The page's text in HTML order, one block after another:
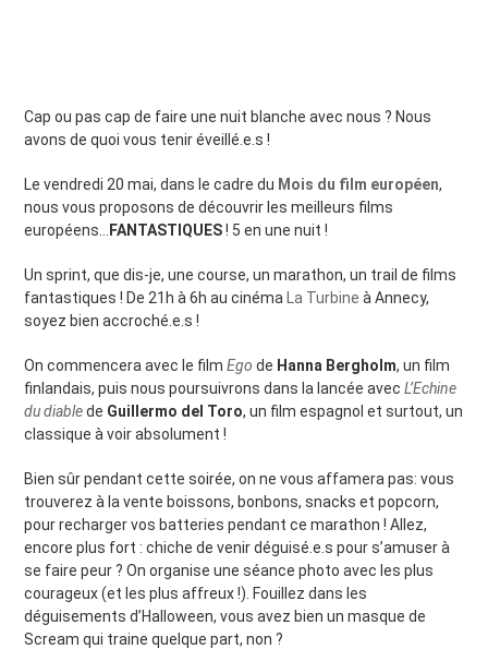
Cap ou pas cap de faire une nuit blanche avec nous ? Nous
avons de quoi vous tenir éveillé.e.s !
Le vendredi 20 mai, dans le cadre du Mois du film européen,
nous vous proposons de découvrir les meilleurs films
européens…
FANTASTIQUES! 5 en une nuit !
Un sprint, que dis-je, une course, un marathon, un trail de films
fantastiques ! De 21h à 6h au cinéma
La Turbine à Annecy,
soyez bien accroché.e.s !
On commencera avec le filmEgo de ​​ Hanna Bergholm, un film
finlandais, puis nous poursuivrons dans la lancée avec L’Echine
du diablede Guillermo del Toro, un film espagnol et surtout, un
classique à voir absolument !
Bien sûr pendant cette soirée, on ne vous affamera pas: vous
trouverez à la vente boissons, bonbons, snacks et popcorn,
pour recharger vos batteries pendant ce marathon ! Allez,
encore plus fort : chiche de venir déguisé.e.s pour s’amuser à
se faire peur ? On organise une séance photo avec les plus
courageux (et les plus affreux !). Fouillez dans les
déguisements d’Halloween, vous avez bien un masque de
Scream qui traine quelque part, non ?